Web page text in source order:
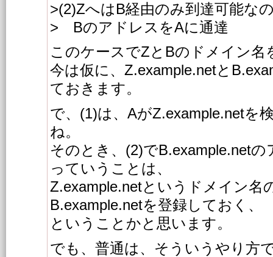
>(2)ZへはB経由のみ到達可能な
> BのアドレスをAに通達
このケースでZとBのドメイン名
今は仮に、Z.example.netと
ておきます。
で、(1)は、AがZ.example.netを
ね。
そのとき、(2)でB.example.net
っていうことは、
Z.example.netというドメイン名
B.example.netを登録しておく、
ということかと思います。
でも、普通は、そういうやり方